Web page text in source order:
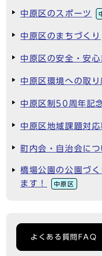
中原区のスポーツ
中原区のまちづくり
中原区の安全・安心
中原区環境への取り
中原区制50周年記
中原区地域課題対応
町内会・自治会につ
橋場公園の公園づ
ます！
中原区
よくある質問FAQ